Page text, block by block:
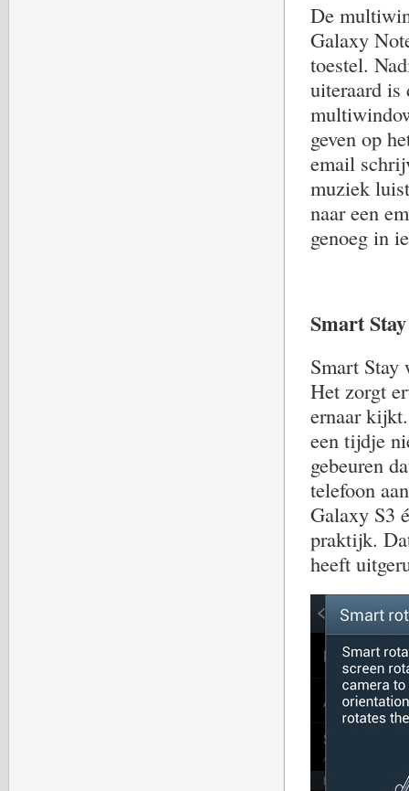
De
Galaxy
toestel.
uiteraard is
geven op
email
muziek
naar een
genoeg in
Smart Stay
Smart Stay
Het zorgt
ernaar
een tijdje
gebeuren
telefoon
Galaxy S3
praktijk.
heeft